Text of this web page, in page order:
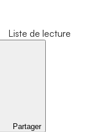
Liste de lecture
Partager